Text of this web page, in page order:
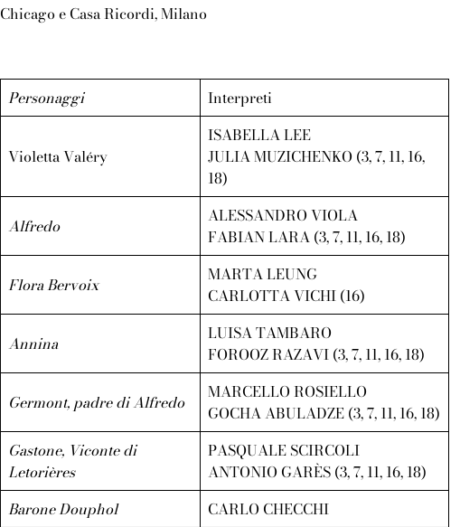
Chicago e Casa Ricordi, Milano
Personaggi Interpreti
Violetta Valéry
ISABELLA LEE
JULIA MUZICHENKO (3, 7, 11, 16,
18)
Alfredo
ALESSANDRO VIOLA
FABIAN LARA (3, 7, 11, 16, 18)
Flora Bervoix
MARTA LEUNG
CARLOTTA VICHI (16)
Annina
LUISA TAMBARO
FOROOZ RAZAVI (3, 7, 11, 16, 18)
Germont, padre di Alfredo
MARCELLO ROSIELLO
GOCHA ABULADZE (3, 7, 11, 16, 18)
Gastone, Viconte di
Letorières
PASQUALE SCIRCOLI
ANTONIO GARÈS (3, 7, 11, 16, 18)
Barone Douphol
CARLO CHECCHI